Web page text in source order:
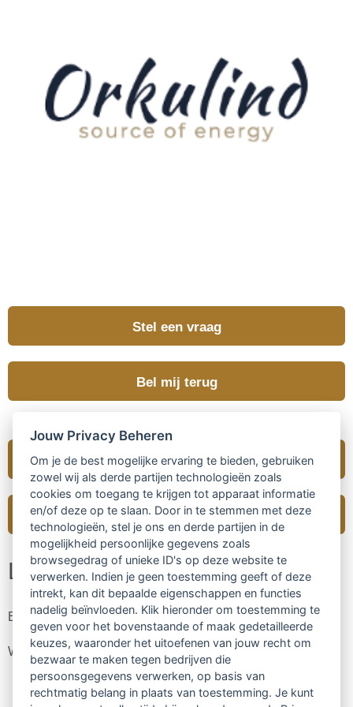
Stel een vraag
Bel mij terug
Registratie
Inloggen
Login
E-mail:
Wachtwoord:
Jouw Privacy Beheren
Om je de best mogelijke ervaring te bieden, gebruiken
zowel wij als derde partijen technologieën zoals
cookies om toegang te krijgen tot apparaat informatie
en/of deze op te slaan. Door in te stemmen met deze
technologieën, stel je ons en derde partijen in de
mogelijkheid persoonlijke gegevens zoals
browsegedrag of unieke ID's op deze website te
verwerken. Indien je geen toestemming geeft of deze
intrekt, kan dit bepaalde eigenschappen en functies
nadelig beïnvloeden. Klik hieronder om toestemming te
geven voor het bovenstaande of maak gedetailleerde
keuzes, waaronder het uitoefenen van jouw recht om
bezwaar te maken tegen bedrijven die
persoonsgegevens verwerken, op basis van
rechtmatig belang in plaats van toestemming. Je kunt